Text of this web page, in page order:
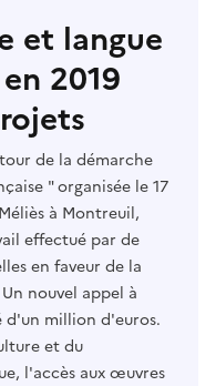
et langue
2019
de la démarche
" organisée le 17
à Montreuil,
effectué par de
en faveur de la
nouvel appel à
d'un million d'euros.
et du
l'accès aux œuvres